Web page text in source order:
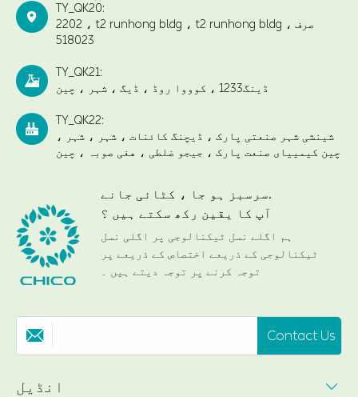

TY_QK20:
2202 ، t2 runhong bldg ، t2 runhong bldg ، صرف
518023

TY_QK21:
ڈینگ1233 ، کوووا روڈ ، ڈیگ ، شہر ، چین

TY_QK22:
شینشی شہر صنعتی پارک ، ڈیچنگ کائنات ، شہر ، شہر ،
چین کیمییای صنعت پارک ، جیجو ضلطی ، هغی صوبہ ، چین
سرسبز ہو جا ، کٹائی جانے.
آپ کا یقین رکھ سکتے ہیں ؟
ہم اگلے نسل ٹیکنالوجی پر اگلی نسل
ٹیکنالوجی کے ذریعے اختصاص کے ذریعے پر
توجہ کرنے پر توجہ دیتے ہیں ۔
 Contact Us
انڈیل 